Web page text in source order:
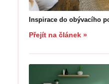
Inspirace do obývacího
Přejít na článek »